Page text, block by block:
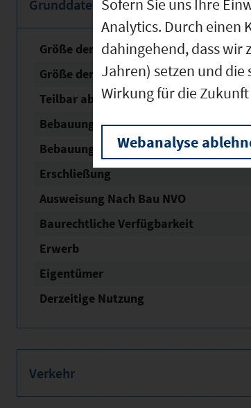
Grunddaten
Größe der unbebauten Fläche
Größe der Fläche mit Baurecht
Teilbar ab
Bebauungsplan Nr. / Name
Bebauungsplan Status
Erschließung
Ausweisung Nach Bau NVO
Baurechtliche Verfügbarkeit
Erwerb
Eigentümer
Derzeitige Nutzung
Verkehr
Sofern Sie uns Ihre
Analytics. Durch einen
dahingehend, dass wir
Jahren) setzen und
Wirkung für die
Webanalyse